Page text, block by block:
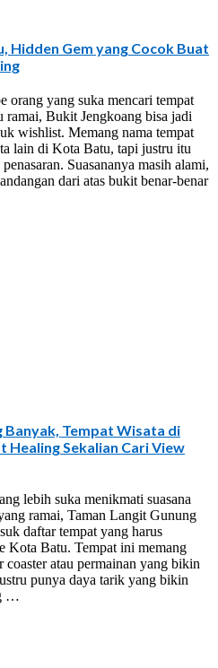
Hidden Gem yang Cocok Buat
orang yang suka mencari tempat
ramai, Bukit Jengkoang bisa jadi
wishlist. Memang nama tempat
lain di Kota Batu, tapi justru itu
Suasananya masih alami,
dari atas bukit benar-benar
Banyak, Tempat Wisata di
Healing Sekalian Cari View
lebih suka menikmati suasana
ramai, Taman Langit Gunung
daftar tempat yang harus
Kota Batu. Tempat ini memang
atau permainan yang bikin
punya daya tarik yang bikin
…